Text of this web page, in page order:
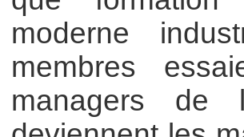
moderne
membres
managers